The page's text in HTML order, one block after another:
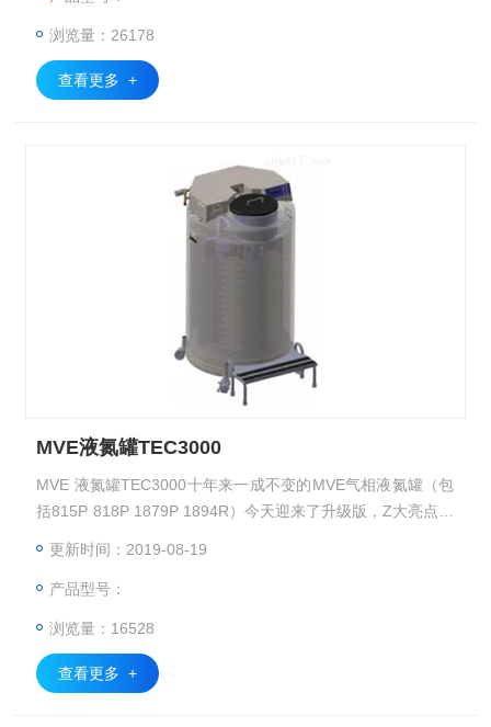
浏览量：26178
查看更多 +
MVE液氮罐TEC3000
MVE 液氮罐TEC3000十年来一成不变的MVE气相液氮罐（包
括815P 818P 1879P 1894R）今天迎来了升级版，Z大亮点：
更新时间：2019-08-19
产品型号：
浏览量：16528
查看更多 +